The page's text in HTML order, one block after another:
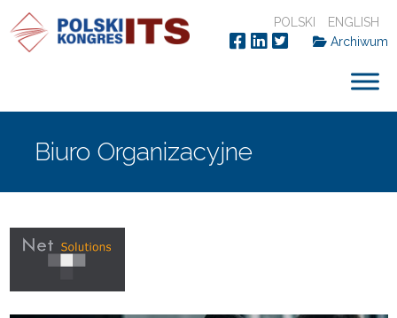
POLSKI
ENGLISH
Archiwum
Biuro Organizacyjne